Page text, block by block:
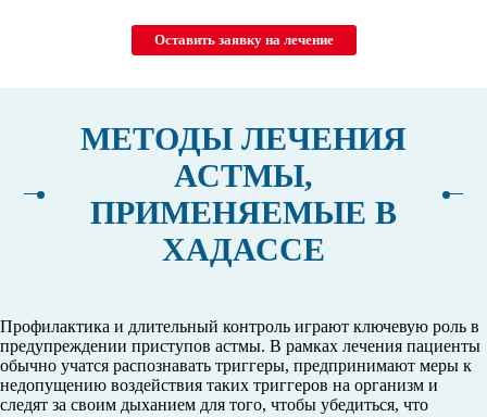
Оставить заявку на лечение
МЕТОДЫ ЛЕЧЕНИЯ
АСТМЫ,
ПРИМЕНЯЕМЫЕ В
ХАДАССЕ
Профилактика и длительный контроль играют ключевую роль в
предупреждении приступов астмы. В рамках лечения пациенты
обычно учатся распознавать триггеры, предпринимают меры к
недопущению воздействия таких триггеров на организм и
следят за своим дыханием для того, чтобы убедиться, что